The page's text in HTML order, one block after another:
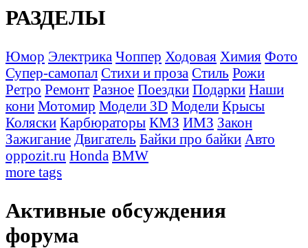
РАЗДЕЛЫ
Юмор Электрика Чоппер Ходовая Химия Фото
Супер-самопал Стихи и проза Стиль Рожи
Ретро Ремонт Разное Поездки Подарки Наши
кони Мотомир Модели 3D Модели Крысы
Коляски Карбюраторы КМЗ ИМЗ Закон
Зажигание Двигатель Байки про байки Авто
oppozit.ru Honda BMW
more tags
Активные обсуждения
форума